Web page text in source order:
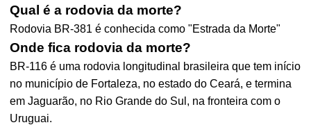
Qual é a rodovia da morte?
Rodovia BR-381 é conhecida como "Estrada da Morte"
Onde fica rodovia da morte?
BR-116 é uma rodovia longitudinal brasileira que tem início
no município de Fortaleza, no estado do Ceará, e termina
em Jaguarão, no Rio Grande do Sul, na fronteira com o
Uruguai.